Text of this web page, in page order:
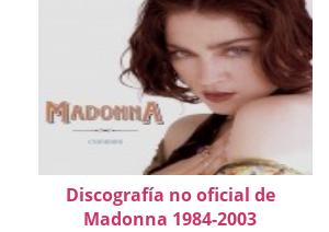
Discografía no oficial de
Madonna 1984-2003